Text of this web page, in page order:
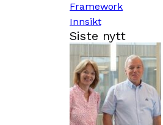
Framework
Innsikt
Siste nytt